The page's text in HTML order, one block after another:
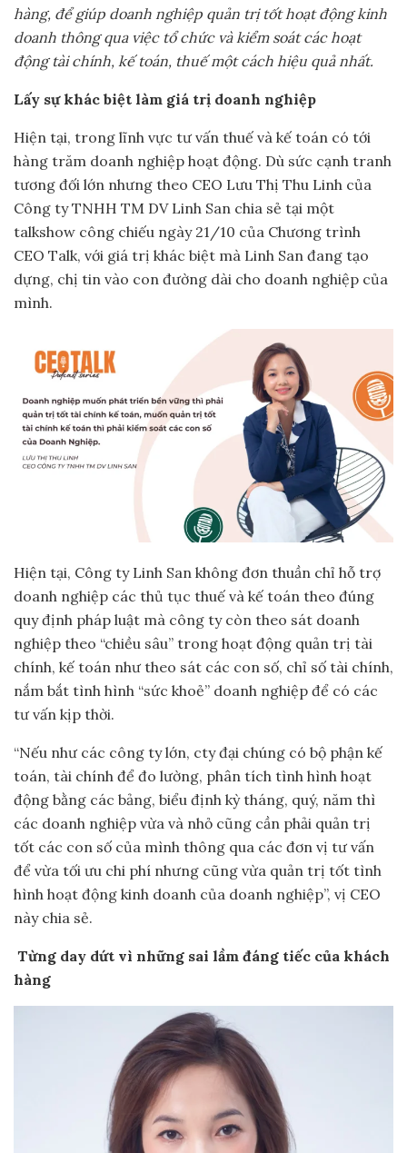
hàng, để giúp doanh nghiệp quản trị tốt hoạt động kinh
doanh thông qua việc tổ chức và kiểm soát các hoạt
động tài chính, kế toán, thuế một cách hiệu quả nhất.
Lấy sự khác biệt làm giá trị doanh nghiệp
Hiện tại, trong lĩnh vực tư vấn thuế và kế toán có tới
hàng trăm doanh nghiệp hoạt động. Dù sức cạnh tranh
tương đối lớn nhưng theo CEO Lưu Thị Thu Linh của
Công ty TNHH TM DV Linh San chia sẻ tại một
talkshow công chiếu ngày 21/10 của Chương trình
CEO Talk, với giá trị khác biệt mà Linh San đang tạo
dựng, chị tin vào con đường dài cho doanh nghiệp của
mình.
Hiện tại, Công ty Linh San không đơn thuần chỉ hỗ trợ
doanh nghiệp các thủ tục thuế và kế toán theo đúng
quy định pháp luật mà công ty còn theo sát doanh
nghiệp theo “chiều sâu” trong hoạt động quản trị tài
chính, kế toán như theo sát các con số, chỉ số tài chính,
nắm bắt tình hình “sức khoẻ” doanh nghiệp để có các
tư vấn kịp thời.
“Nếu như các công ty lớn, cty đại chúng có bộ phận kế
toán, tài chính để đo lường, phân tích tình hình hoạt
động bằng các bảng, biểu định kỳ tháng, quý, năm thì
các doanh nghiệp vừa và nhỏ cũng cần phải quản trị
tốt các con số của mình thông qua các đơn vị tư vấn
để vừa tối ưu chi phí nhưng cũng vừa quản trị tốt tình
hình hoạt động kinh doanh của doanh nghiệp”, vị CEO
này chia sẻ.
Từng day dứt vì những sai lầm đáng tiếc của khách
hàng